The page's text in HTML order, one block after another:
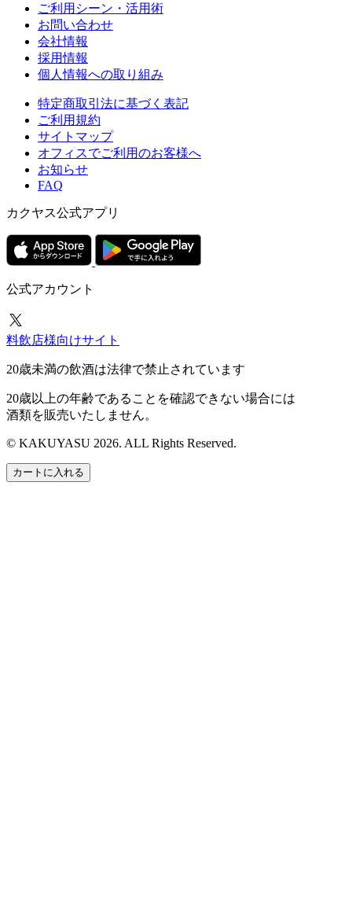
ご利用シーン・活用術
お問い合わせ
会社情報
採用情報
個人情報への取り組み
特定商取引法に基づく表記
ご利用規約
サイトマップ
オフィスでご利用のお客様へ
お知らせ
FAQ
カクヤス公式アプリ
公式アカウント
料飲店様向けサイト
20歳未満の飲酒は法律で禁止されています
20歳以上の年齢であることを確認できない場合には
酒類を販売いたしません。
© KAKUYASU 2026. ALL Rights Reserved.
カートに入れる